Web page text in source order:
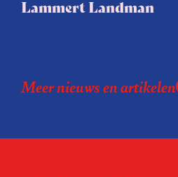
Lammert Landman
Meer nieuws en artikelen